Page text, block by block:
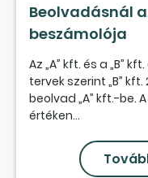
Beolvadásnál
beszámolója
Az „A” kft. és a „B”
tervek szerint „B”
beolvad „A” kft.-be.
értéken...